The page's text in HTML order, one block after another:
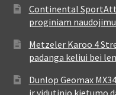
Continental
proginiam
Metzeler Karoo 4
padanga keliui bei
Dunlop Geomax
ir vidutinio kietumo